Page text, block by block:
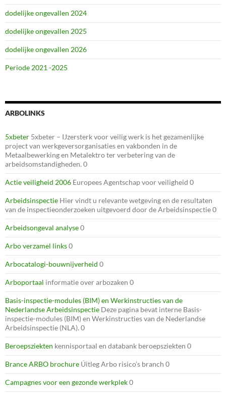
dodelijke ongevallen 2024
dodelijke ongevallen 2025
dodelijke ongevallen 2026
Periode 2021 -2025
ARBOLINKS
5xbeter 5xbeter – IJzersterk voor veilig werk is het gezamenlijke
project van werkgeversorganisaties en vakbonden in de
Metaalbewerking en Metalektro ter verbetering van de
arbeidsomstandigheden. 0
Actie veiligheid 2006 Europees Agentschap voor veiligheid 0
Arbeidsinspectie Hier vindt u relevante wetgeving en de resultaten
van de inspectieonderzoeken uitgevoerd door de Arbeidsinspectie 0
Arbeidsongeval analyse0
Arbo verzamel links0
Arbocatalogi-bouwnijverheid 0
Arboportaal informatie over arbozaken 0
Basis-inspectie-modules (BIM) en Werkinstructies van de
Nederlandse Arbeidsinspectie Deze pagina bevat interne Basis-
inspectie-modules (BIM) en Werkinstructies van de Nederlandse
Arbeidsinspectie (NLA). 0
Beroepsziekten kennisportaal en databank beroepsziekten 0
Brance ARBO brochure Úitleg Arbo risico’s branch 0
Campagnes voor een gezonde werkplek0